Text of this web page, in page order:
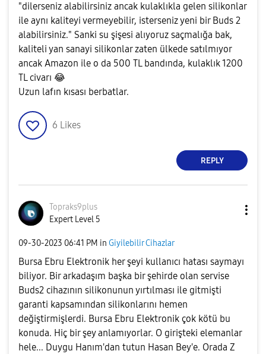
"dilerseniz alabilirsiniz ancak kulaklıkla gelen silikonlar
ile aynı kaliteyi vermeyebilir, isterseniz yeni bir Buds 2
alabilirsiniz." Sanki su şişesi alıyoruz saçmalığa bak,
kaliteli yan sanayi silikonlar zaten ülkede satılmıyor
ancak Amazon ile o da 500 TL bandında, kulaklık 1200
TL civarı 😂
Uzun lafın kısası berbatlar.
6 Likes
REPLY
Topraks9plus
Expert Level 5
‎09-30-2023 06:41 PM in Giyilebilir Cihazlar
Bursa Ebru Elektronik her şeyi kullanıcı hatası saymayı
biliyor. Bir arkadaşım başka bir şehirde olan servise
Buds2 cihazının silikonunun yırtılması ile gitmişti
garanti kapsamından silikonlarını hemen
değiştirmişlerdi. Bursa Ebru Elektronik çok kötü bu
konuda. Hiç bir şey anlamıyorlar. O girişteki elemanlar
hele... Duygu Hanım'dan tutun Hasan Bey'e. Orada Z